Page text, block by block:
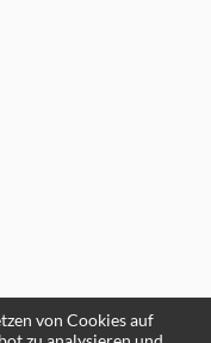
Alle Rechte
von Cookies auf